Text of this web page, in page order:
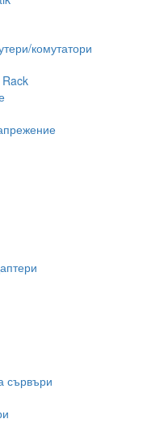
комутатори
сървъри